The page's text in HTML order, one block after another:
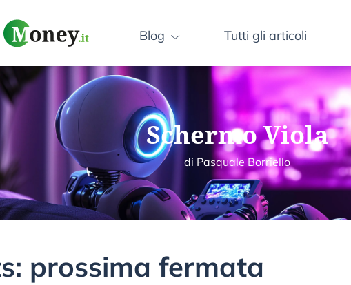
Blog Tutti gli articoli
Schermo Viola
di Pasquale Borriello
prossima fermata